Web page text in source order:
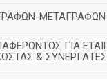
ΜΕΤΑΓΡΑΦΩΝ
ΓΙΑ
&